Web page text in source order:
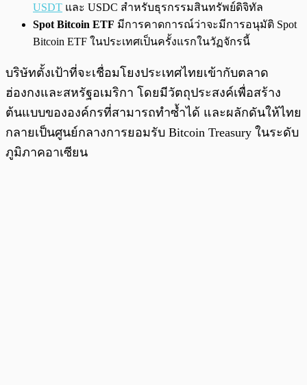
USDT และ USDC สำหรับธุรกรรมสินทรัพย์ดิจิทัล
Spot Bitcoin ETF มีการคาดการณ์ว่าจะมีการอนุมัติ Spot
Bitcoin ETF ในประเทศเป็นครั้งแรกในวัฏจักรนี้
บริษัทตั้งเป้าที่จะเชื่อมโยงประเทศไทยเข้ากับตลาด
ฮ่องกงและสหรัฐอเมริกา โดยมีวัตถุประสงค์เพื่อสร้าง
ต้นแบบขององค์กรที่สามารถทำซ้ำได้ และผลักดันให้ไทย
กลายเป็นศูนย์กลางการยอมรับ Bitcoin Treasury ในระดับ
ภูมิภาคอาเซียน